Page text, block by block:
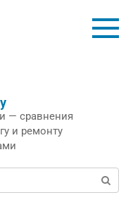
— сравнения
и ремонту